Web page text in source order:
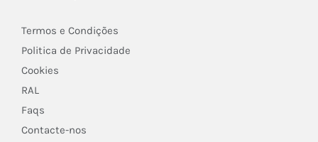
Termos e Condições
Politica de Privacidade
Cookies
RAL
Faqs
Contacte-nos